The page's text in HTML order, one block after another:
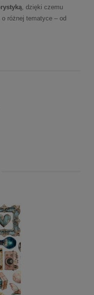
, dzięki czemu
różnej tematyce – od